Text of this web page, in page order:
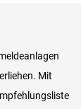
Mit